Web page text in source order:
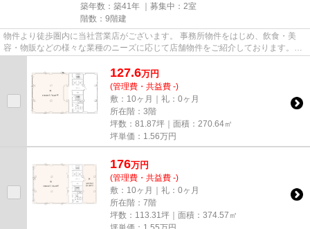
築年数：築41年 ｜募集中： 2室
階数：9階建
物件より徒歩圏内に当社営業店がございます。 事務所物件をはじめ、飲食・美
容・物販などの様々な業種のニーズに応じて店舗物件をご紹介しております。
尚、弊社ではおとり広告は一切...
127.6万円
(管理費・共益費 -)
敷：10ヶ月｜礼：0ヶ月
所在階：3階
坪数：81.87坪｜面積：270.64㎡
坪単価： 1.56万円
176万円
(管理費・共益費 -)
敷：10ヶ月｜礼：0ヶ月
所在階：7階
坪数：113.31坪｜面積：374.57㎡